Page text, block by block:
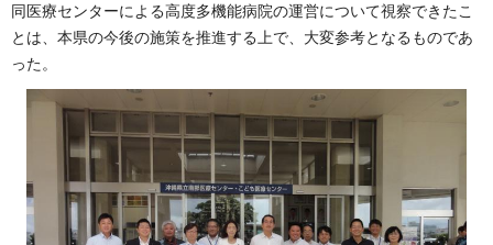
同医療センターによる高度多機能病院の運営について視察できたこ
とは、本県の今後の施策を推進する上で、大変参考となるものであ
った。